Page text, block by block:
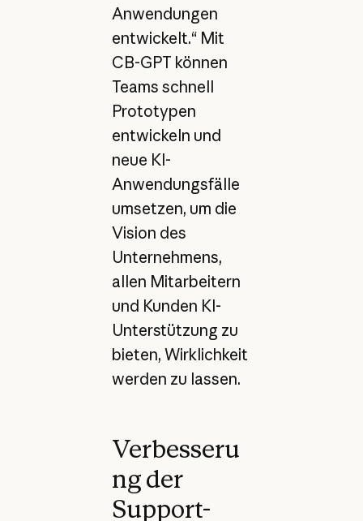
Anwendungen
entwickelt.“ Mit
CB-GPT können
Teams schnell
Prototypen
entwickeln und
neue KI-
Anwendungsfälle
umsetzen, um die
Vision des
Unternehmens,
allen Mitarbeitern
und Kunden KI-
Unterstützung zu
bieten, Wirklichkeit
werden zu lassen.
Verbesseru
ng der
Support-